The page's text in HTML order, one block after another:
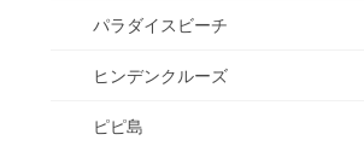
パラダイスビーチ
ヒンデンクルーズ
ピピ島